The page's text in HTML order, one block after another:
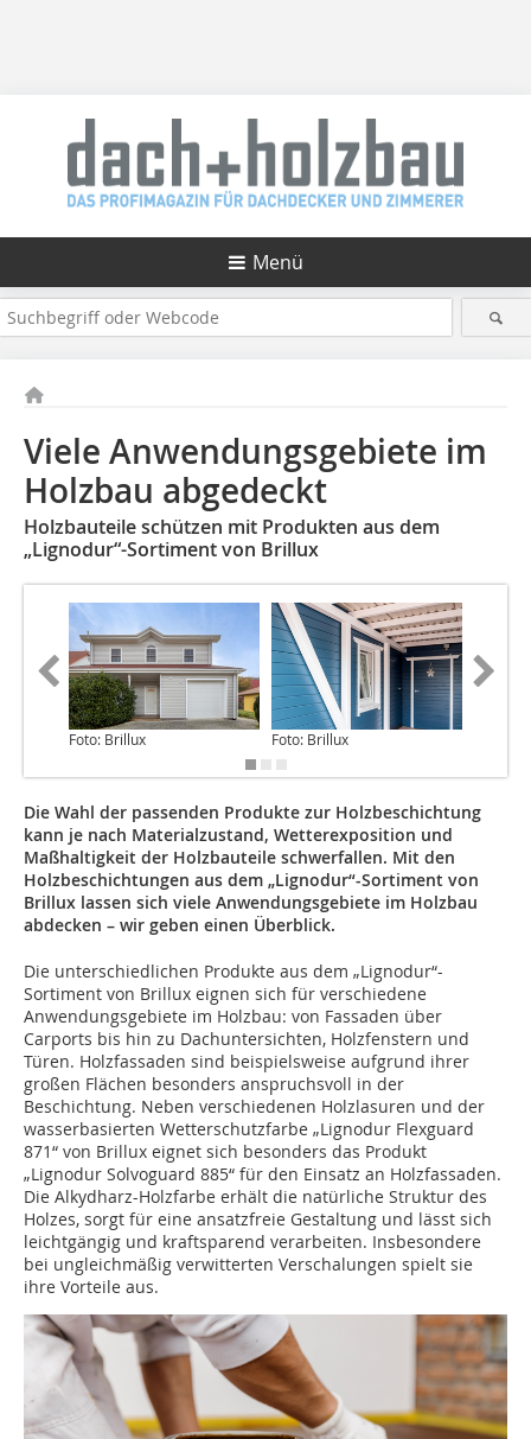
Menü
Viele Anwendungsgebiete im
Holzbau abgedeckt
Holzbauteile schützen mit Produkten aus dem
„Lignodur“-Sortiment von Brillux
Foto: Brillux Foto: Brillux
Die Wahl der passenden Produkte zur Holzbeschichtung
kann je nach Materialzustand, Wetterexposition und
Maßhaltigkeit der Holzbauteile schwerfallen. Mit den
Holzbeschichtungen aus dem „Lignodur“-Sortiment von
Brillux lassen sich viele Anwendungsgebiete im Holzbau
abdecken – wir geben einen Überblick.
Die unterschiedlichen Produkte aus dem „Lignodur“-
Sortiment von Brillux eignen sich für verschiedene
Anwendungsgebiete im Holzbau: von Fassaden über
Carports bis hin zu Dachuntersichten, Holzfenstern und
Türen. Holzfassaden sind beispielsweise aufgrund ihrer
großen Flächen besonders anspruchsvoll in der
Beschichtung. Neben verschiedenen Holzlasuren und der
wasserbasierten Wetterschutzfarbe „Lignodur Flexguard
871“ von Brillux eignet sich besonders das Produkt
„Lignodur Solvoguard 885“ für den Einsatz an Holzfassaden.
Die Alkydharz-Holzfarbe erhält die natürliche Struktur des
Holzes, sorgt für eine ansatzfreie Gestaltung und lässt sich
leichtgängig und kraftsparend verarbeiten. Insbesondere
bei ungleichmäßig verwitterten Verschalungen spielt sie
ihre Vorteile aus.